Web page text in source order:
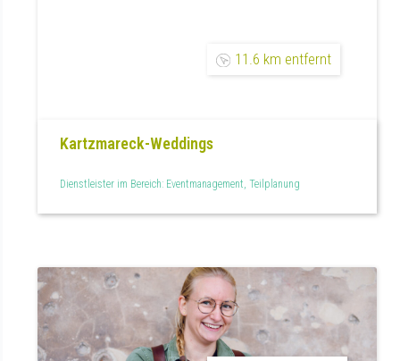
11.6 km entfernt
Kartzmareck-Weddings
Dienstleister im Bereich: Eventmanagement, Teilplanung